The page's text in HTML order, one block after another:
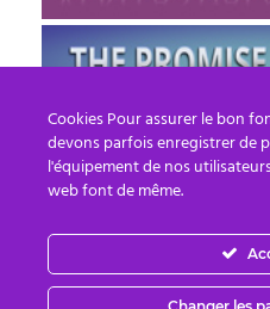
FR
Cookies Pour assurer le bon
devons parfois enregistrer de
l'équipement de nos
web font de même.